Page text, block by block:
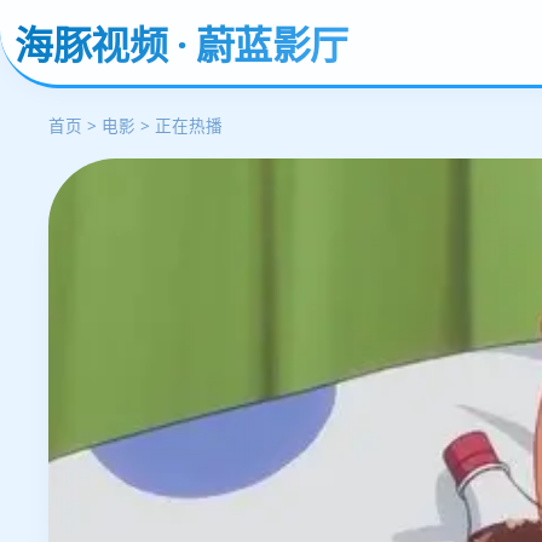
海豚视频 · 蔚蓝影厅
首页 > 电影 > 正在热播